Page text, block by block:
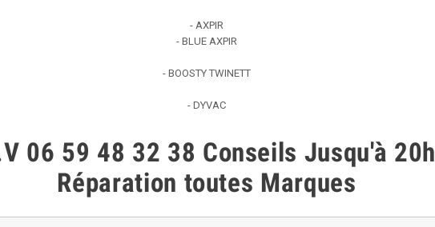
- AXPIR
- BLUE AXPIR
- BOOSTY TWINETT
- DYVAC
06 59 48 32 38 Conseils Jusqu'à 20h
Réparation toutes Marques